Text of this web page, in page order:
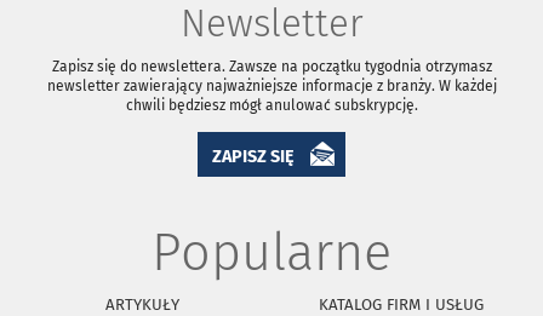
Newsletter
Zapisz się do newslettera. Zawsze na początku tygodnia otrzymasz
newsletter zawierający najważniejsze informacje z branży. W każdej
chwili będziesz mógł anulować subskrypcję.
ZAPISZ SIĘ
Popularne
ARTYKUŁY
KATALOG FIRM I USŁUG